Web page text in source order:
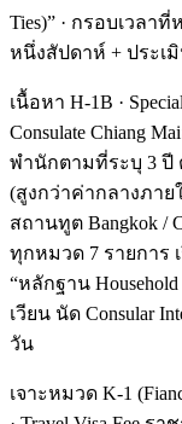
Ties)” · กรอบเวลาที่
หนึ่งสัปดาห์ + ประเมิ
เนื้อหา H-1B ·
Consulate Chiang
พำนักตามที่ระบุ 3 ปี ต่
(สูงกว่าค่ากลางภาย
สถานทูต Bangkok /
ทุกหมวด 7 รายการ
“หลักฐาน
เวียน นัด Consular
วัน
เจาะหมวด K-1